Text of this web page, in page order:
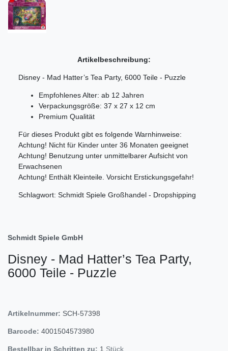
Artikelbeschreibung:
Disney - Mad Hatter’s Tea Party, 6000 Teile - Puzzle
Empfohlenes Alter: ab 12 Jahren
Verpackungsgröße: 37 x 27 x 12 cm
Premium Qualität
Für dieses Produkt gibt es folgende Warnhinweise:
Achtung! Nicht für Kinder unter 36 Monaten geeignet
Achtung! Benutzung unter unmittelbarer Aufsicht von
Erwachsenen
Achtung! Enthält Kleinteile. Vorsicht Erstickungsgefahr!
Schlagwort: Schmidt Spiele Großhandel - Dropshipping
Schmidt Spiele GmbH
Disney - Mad Hatter’s Tea Party,
6000 Teile - Puzzle
Artikelnummer: SCH-57398
Barcode: 4001504573980
Bestellbar in Schritten zu: 1 Stück